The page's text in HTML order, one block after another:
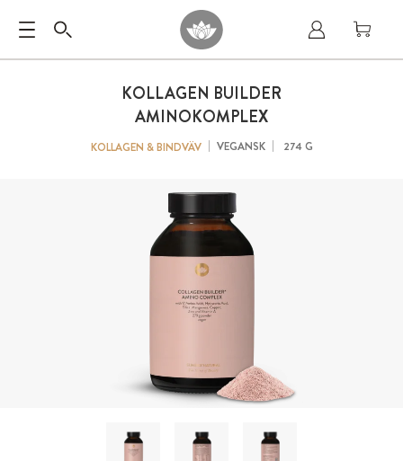
KOLLAGEN BUILDER
AMINOKOMPLEX
KOLLAGEN & BINDVÄV VEGANSK 274 G